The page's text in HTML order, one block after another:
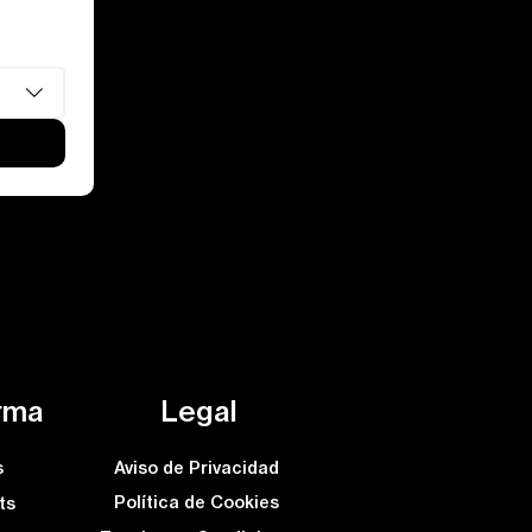
Legal
Política de Cookies
Aviso de Privacidad